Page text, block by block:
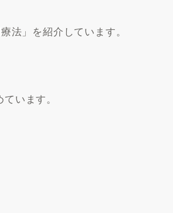
法」を紹介しています。
います。